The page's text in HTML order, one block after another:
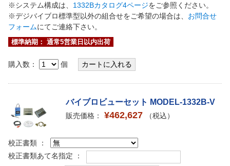
※システム構成は、 1332Bカタログ4ページをご参照ください。
※デジバイブロ標準型以外の組合せをご希望の場合は、 お問合せ
フォームにてご連絡下さい。
標準納期： 通常5営業日以内出荷
購入数： 個
バイブロビューセット MODEL-1332B-V
販売価格： ¥462,627 （税込）
校正書類 ：
校正書類あて名指定 ：